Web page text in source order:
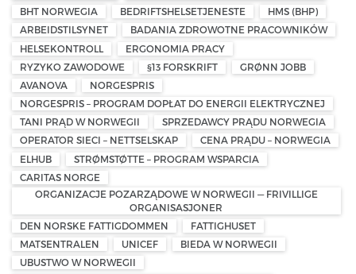
BHT NORWEGIA
BEDRIFTSHELSETJENESTE
HMS (BHP)
ARBEIDSTILSYNET
BADANIA ZDROWOTNE PRACOWNIKÓW
HELSEKONTROLL
ERGONOMIA PRACY
RYZYKO ZAWODOWE
§13 FORSKRIFT
GRØNN JOBB
AVANOVA
NORGESPRIS
NORGESPRIS – PROGRAM DOPŁAT DO ENERGII ELEKTRYCZNEJ
TANI PRĄD W NORWEGII
SPRZEDAWCY PRĄDU NORWEGIA
OPERATOR SIECI – NETTSELSKAP
CENA PRĄDU – NORWEGIA
ELHUB
STRØMSTØTTE – PROGRAM WSPARCIA
CARITAS NORGE
ORGANIZACJE POZARZĄDOWE W NORWEGII — FRIVILLIGE
ORGANISASJONER
DEN NORSKE FATTIGDOMMEN
FATTIGHUSET
MATSENTRALEN
UNICEF
BIEDA W NORWEGII
UBUSTWO W NORWEGII